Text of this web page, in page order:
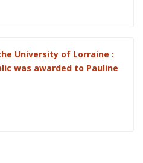
University of Lorraine :
was awarded to Pauline